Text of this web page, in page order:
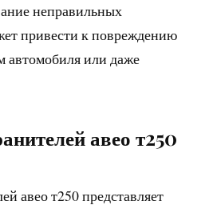
неправильных
привести к повреждению
автомобиля или даже
авео т250
авео т250 представляет